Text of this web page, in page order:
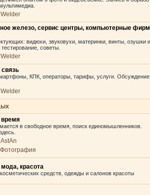
Welder
железо, сервис центры, компьютерные
видюхи, звуковухи, материнки, винты, озушки
советы.
Welder
КПК, операторы, тарифы, услуги.
Welder
в свободное время, поиск единомышленников.
AstAn
Фотография
мода, красота
средств, одежды и салонов красоты